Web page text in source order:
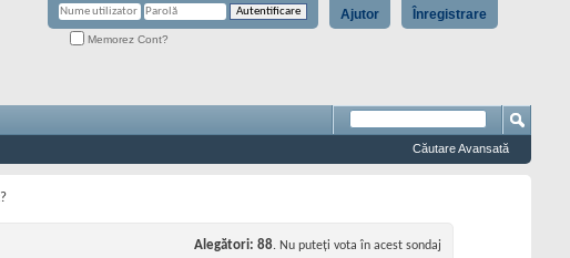
Înregistrare
Ajutor
Memorez Cont?
Căutare Avansată
Alegători 88. Nu puteţi vota în acest sondaj